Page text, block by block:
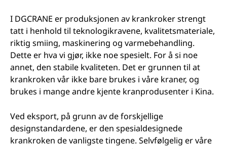
I DGCRANE er produksjonen av krankroker strengt
tatt i henhold til teknologikravene, kvalitetsmateriale,
riktig smiing, maskinering og varmebehandling.
Dette er hva vi gjør, ikke noe spesielt. For å si noe
annet, den stabile kvaliteten. Det er grunnen til at
krankroken vår ikke bare brukes i våre kraner, og
brukes i mange andre kjente kranprodusenter i Kina.
Ved eksport, på grunn av de forskjellige
designstandardene, er den spesialdesignede
krankroken de vanligste tingene. Selvfølgelig er våre